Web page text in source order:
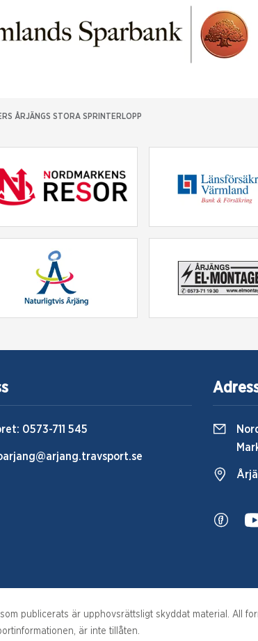
ÅRJÄNGS STORA SPRINTERLOPP
0573-711 545
publicerats är upphovsrättsligt skyddat material. All
är inte tillåten.